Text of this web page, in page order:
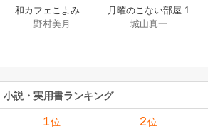
和カフェこよみ
五月くんの夏のお
野村美月
月曜のこない部屋 1
巻
城山真一
小説・実用書ランキング
1位 2位